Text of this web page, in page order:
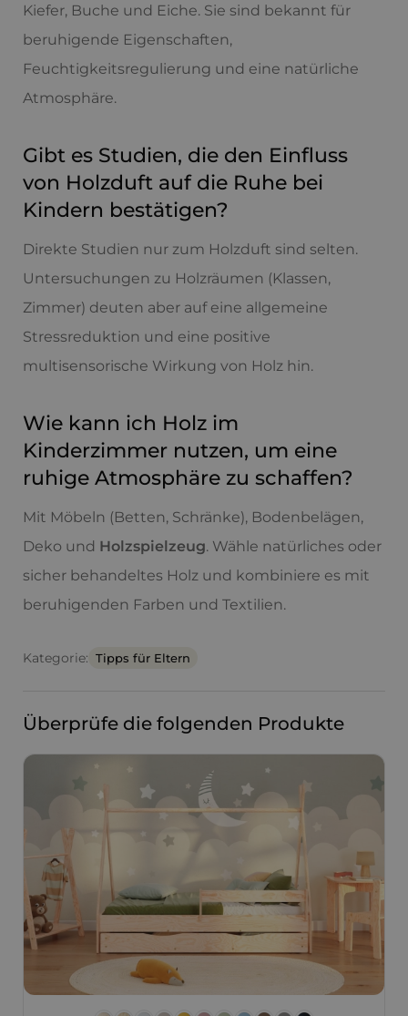
Kiefer, Buche und Eiche. Sie sind bekannt für
beruhigende Eigenschaften,
Feuchtigkeitsregulierung und eine natürliche
Atmosphäre.
Gibt es Studien, die den Einfluss
von Holzduft auf die Ruhe bei
Kindern bestätigen?
Direkte Studien nur zum Holzduft sind selten.
Untersuchungen zu Holzräumen (Klassen,
Zimmer) deuten aber auf eine allgemeine
Stressreduktion und eine positive
multisensorische Wirkung von Holz hin.
Wie kann ich Holz im
Kinderzimmer nutzen, um eine
ruhige Atmosphäre zu schaffen?
Mit Möbeln (Betten, Schränke), Bodenbelägen,
Deko und Holzspielzeug. Wähle natürliches oder
sicher behandeltes Holz und kombiniere es mit
beruhigenden Farben und Textilien.
Kategorie: Tipps für Eltern
Überprüfe die folgenden Produkte